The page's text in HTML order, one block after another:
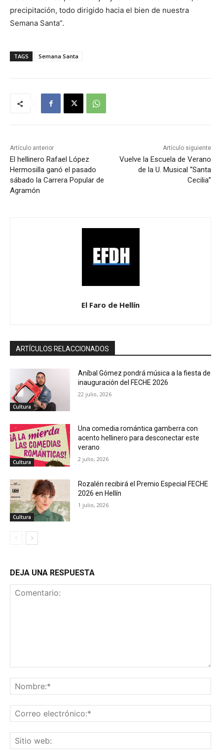
precipitación, todo dirigido hacia el bien de nuestra
Semana Santa”.
TAGS Semana Santa
Artículo anterior
El hellinero Rafael López
Hermosilla ganó el pasado
sábado la Carrera Popular de
Agramón
Artículo siguiente
Vuelve la Escuela de Verano
de la U. Musical “Santa
Cecilia”
El Faro de Hellín
ARTÍCULOS RELACCIONADOS
Cultura
Aníbal Gómez pondrá música a la fiesta de
inauguración del FECHE 2026
22 julio, 2026
Cultura
Una comedia romántica gamberra con
acento hellinero para desconectar este
verano
2 julio, 2026
Cultura
Rozalén recibirá el Premio Especial FECHE
2026 en Hellín
1 julio, 2026
DEJA UNA RESPUESTA